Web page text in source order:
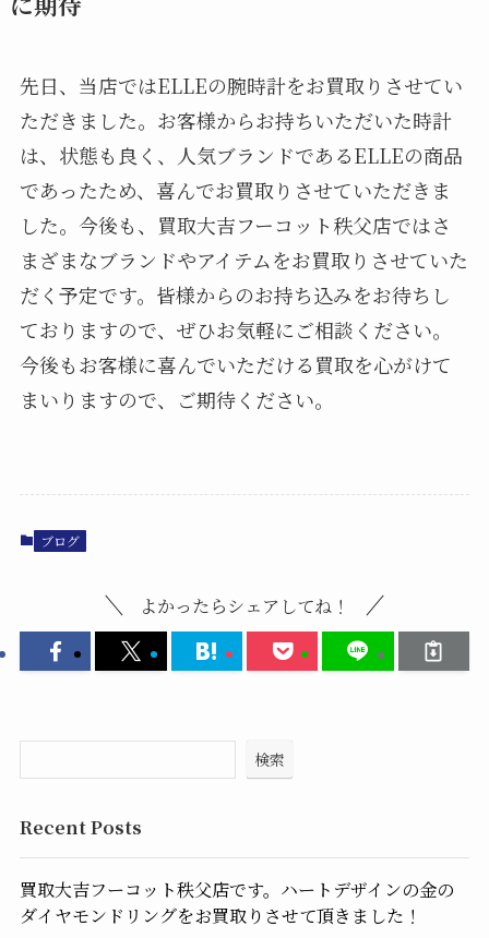
先日、当店ではELLEの腕時計をお買取りさせてい
ただきました。お客様からお持ちいただいた時計
は、状態も良く、人気ブランドであるELLEの商品
であったため、喜んでお買取りさせていただきま
した。今後も、買取大吉フーコット秩父店ではさ
まざまなブランドやアイテムをお買取りさせていた
だく予定です。皆様からのお持ち込みをお待ちし
ておりますので、ぜひお気軽にご相談ください。
今後もお客様に喜んでいただける買取を心がけて
まいりますので、ご期待ください。
ブログ
よかったらシェアしてね！
検索
Recent Posts
買取大吉フーコット秩父店です。ハートデザインの金の
ダイヤモンドリングをお買取りさせて頂きました！